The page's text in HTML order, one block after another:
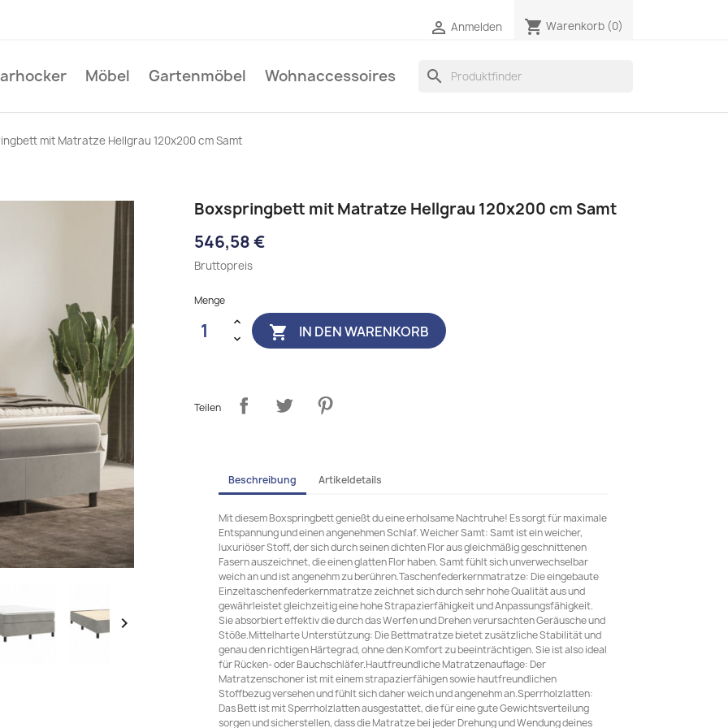
 Anmelden shopping_cart Warenkorb (0)
Möbel Gartenmöbel Wohnaccessoires search
mit Matratze Hellgrau 120x200 cm Samt

Boxspringbett mit Matratze Hellgrau 120x200 cm Samt
546,58 €
Bruttopreis
Menge
 IN DEN WARENKORB
Teilen
Beschreibung Artikeldetails
Mit diesem Boxspringbett genießt du eine erholsame Nachtruhe! Es sorgt für maximale
Entspannung und einen angenehmen Schlaf. Weicher Samt: Samt ist ein weicher,
luxuriöser Stoff, der sich durch seinen dichten Flor aus gleichmäßig geschnittenen
Fasern auszeichnet, die einen glatten Flor haben. Samt fühlt sich unverwechselbar
weich an und ist angenehm zu berühren.Taschenfederkernmatratze: Die eingebaute
Einzeltaschenfederkernmatratze zeichnet sich durch sehr hohe Qualität aus und
gewährleistet gleichzeitig eine hohe Strapazierfähigkeit und Anpassungsfähigkeit.
Sie absorbiert effektiv die durch das Werfen und Drehen verursachten Geräusche und
Stöße.Mittelharte Unterstützung: Die Bettmatratze bietet zusätzliche Stabilität und
genau den richtigen Härtegrad, ohne den Komfort zu beeinträchtigen. Sie ist also ideal
für Rücken- oder Bauchschläfer.Hautfreundliche Matratzenauflage: Der
Matratzenschoner ist mit einem strapazierfähigen sowie hautfreundlichen
Stoffbezug versehen und fühlt sich daher weich und angenehm an.Sperrholzlatten:
Das Bett ist mit Sperrholzlatten ausgestattet, die für eine gute Gewichtsverteilung
sorgen und sicherstellen, dass die Matratze bei jeder Drehung und Wendung deines